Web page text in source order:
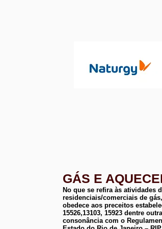
GÁS E
No que se refira às atividades
residenciais/comerciais de
obedece aos preceitos
15526,13103, 15923 dentre
consonância com o